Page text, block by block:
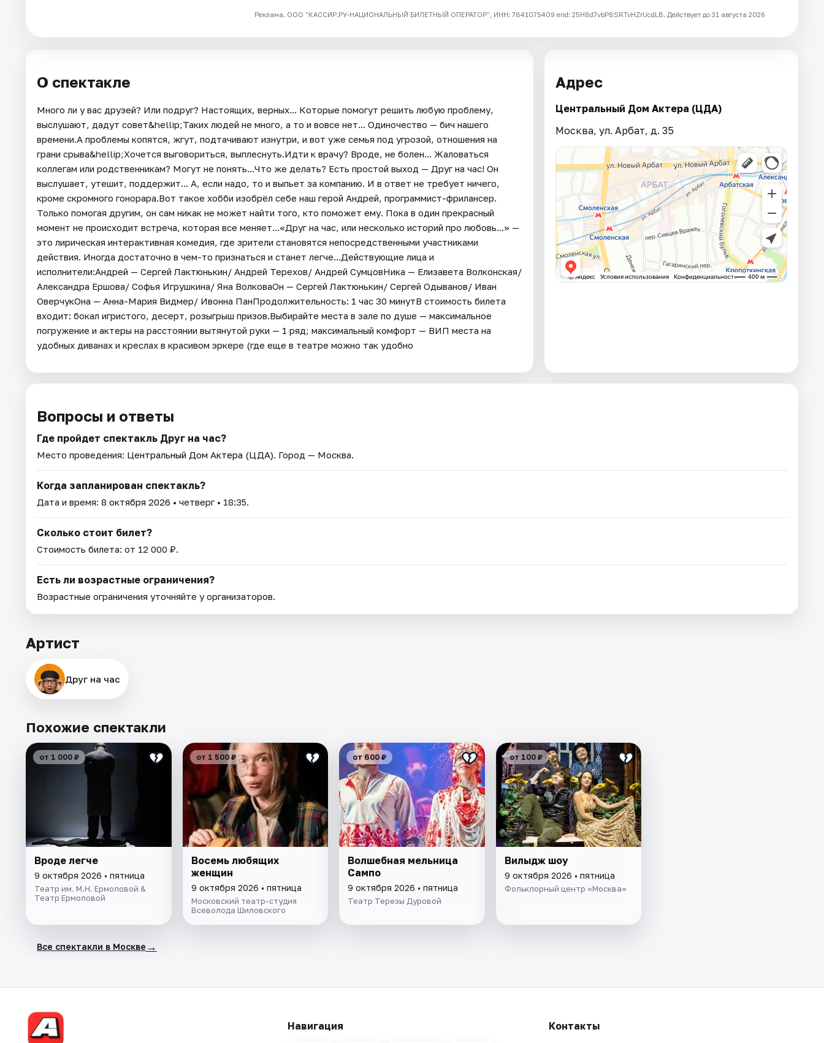
Реклама. ООО "КАССИР.РУ-НАЦИОНАЛЬНЫЙ БИЛЕТНЫЙ ОПЕРАТОР", ИНН: 7841075409 erid: 25H8d7vbP8SRTvHZrUcdLB. Действует до 31 августа 2026
О спектакле
Много ли у вас друзей? Или подруг? Настоящих, верных... Которые помогут решить любую проблему,
выслушают, дадут совет&hellip;Таких людей не много, а то и вовсе нет... Одиночество — бич нашего
времени.А проблемы копятся, жгут, подтачивают изнутри, и вот уже семья под угрозой, отношения на
грани срыва&hellip;Хочется выговориться, выплеснуть.Идти к врачу? Вроде, не болен... Жаловаться
коллегам или родственникам? Могут не понять...Что же делать? Есть простой выход — Друг на час! Он
выслушает, утешит, поддержит... А, если надо, то и выпьет за компанию. И в ответ не требует ничего,
кроме скромного гонорара.Вот такое хобби изобрёл себе наш герой Андрей, программист-фрилансер.
Только помогая другим, он сам никак не может найти того, кто поможет ему. Пока в один прекрасный
момент не происходит встреча, которая все меняет...«Друг на час, или несколько историй про любовь...» —
это лирическая интерактивная комедия, где зрители становятся непосредственными участниками
действия. Иногда достаточно в чем-то признаться и станет легче...Действующие лица и
исполнители:Андрей — Сергей Лактюнькин/ Андрей Терехов/ Андрей СумцовНика — Елизавета Волконская/
Александра Ершова/ Софья Игрушкина/ Яна ВолковаОн — Сергей Лактюнькин/ Сергей Одыванов/ Иван
ОверчукОна — Анна-Мария Видмер/ Ивонна ПанПродолжительность: 1 час 30 минутВ стоимость билета
входит: бокал игристого, десерт, розыгрыш призов.Выбирайте места в зале по душе — максимальное
погружение и актеры на расстоянии вытянутой руки — 1 ряд; максимальный комфорт — ВИП места на
удобных диванах и креслах в красивом эркере (где еще в театре можно так удобно
Адрес
Центральный Дом Актера (ЦДА)
Москва, ул. Арбат, д. 35
Вопросы и ответы
Где пройдет спектакль Друг на час?
Место проведения: Центральный Дом Актера (ЦДА). Город — Москва.
Когда запланирован спектакль?
Дата и время: 8 октября 2026 • четверг • 18:35.
Сколько стоит билет?
Стоимость билета: от 12 000 ₽.
Есть ли возрастные ограничения?
Возрастные ограничения уточняйте у организаторов.
Артист
Друг на час
Похожие спектакли
от 1 000 ₽
Вроде легче
9 октября 2026 • пятница
Театр им. М.Н. Ермоловой &
Театр Ермоловой
от 1 500 ₽
Восемь любящих
женщин
9 октября 2026 • пятница
Московский театр-студия
Всеволода Шиловского
от 600 ₽
Волшебная мельница
Сампо
9 октября 2026 • пятница
Театр Терезы Дуровой
от 100 ₽
Вилыдж шоу
9 октября 2026 • пятница
Фольклорный центр «Москва»
Все спектакли в Москве →
Навигация
Контакты